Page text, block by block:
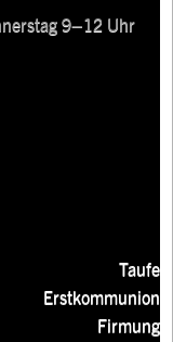
9–12 Uhr
Taufe
Erstkommunion
Firmung